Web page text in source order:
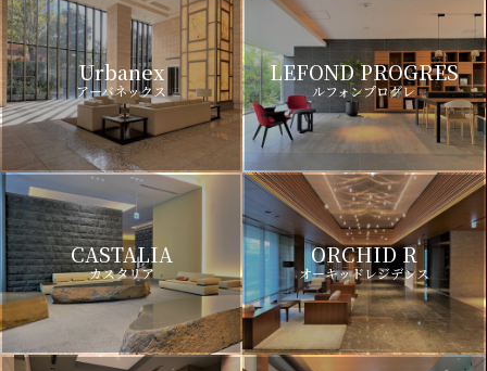
Urbanex
アーバネックス
LEFOND PROGRES
ルフォンプログレ
CASTALIA
カスタリア
ORCHID R
オーキッドレジデンス